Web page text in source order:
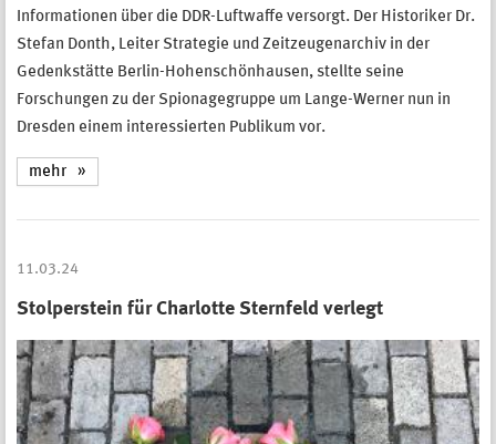
Informationen über die DDR-Luftwaffe versorgt. Der Historiker Dr.
Stefan Donth, Leiter Strategie und Zeitzeugenarchiv in der
Gedenkstätte Berlin-Hohenschönhausen, stellte seine
Forschungen zu der Spionagegruppe um Lange-Werner nun in
Dresden einem interessierten Publikum vor.
mehr
11.03.24
Stolperstein für Charlotte Sternfeld verlegt